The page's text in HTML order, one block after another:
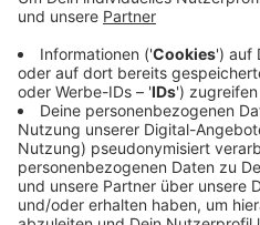
Dort klaute der Täter dem
Unbekannte bei der Bank
vom Konto. Die Polizei
Täter, ein Bild haben wir
Veröffentlicht:Donnerstag,
Anzeige